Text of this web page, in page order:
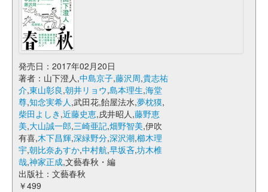
発売日：2017年02月20日
著者：山下澄人,中島京子,藤沢周,貴志祐
介,東山彰良,朝井リョウ,島本理生,海堂
尊,知念実希人,武田花,飴屋法水,夢枕獏,
柴田よしき ,近藤史恵,戌井昭人,藤野恵
美,大山誠一郎,三崎亜記,畑野智美,伊吹
有喜,木下昌輝,深緑野分,深沢潮,櫛木理
宇,朝比奈あすか,中村航,早坂吝,坊木椎
哉,神家正成,文藝春秋・編
出版社：文藝春秋
￥499